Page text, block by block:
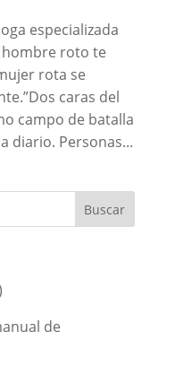
especializada
hombre roto te
rota se
caras del
campo de batalla
diario. Personas...
de